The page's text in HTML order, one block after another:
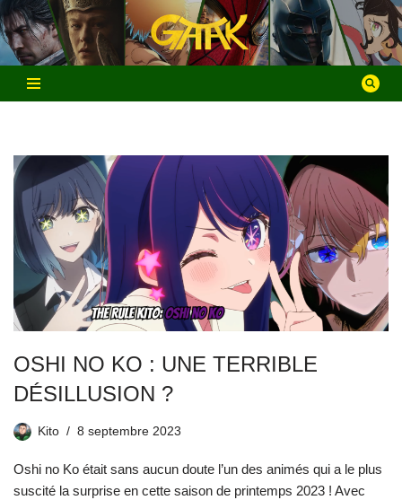
Aller
au
contenu
OSHI NO KO : UNE TERRIBLE
DÉSILLUSION ?
Kito 8 septembre 2023
Oshi no Ko était sans aucun doute l’un des animés qui a le plus
suscité la surprise en cette saison de printemps 2023 ! Avec